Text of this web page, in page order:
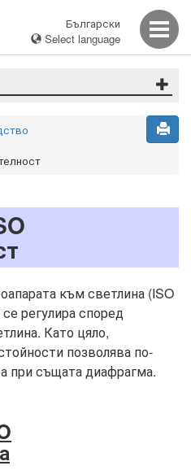
Български
Select language
към светлина (ISO
регулира според
Като цяло,
позволява по-
при същата диафрагма.